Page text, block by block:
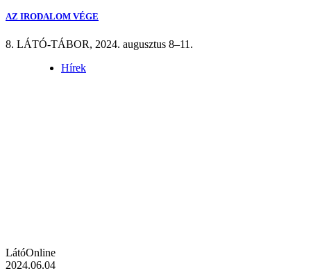
AZ IRODALOM VÉGE
8. LÁTÓ-TÁBOR, 2024. augusztus 8–11.
Hírek
LátóOnline
2024.06.04